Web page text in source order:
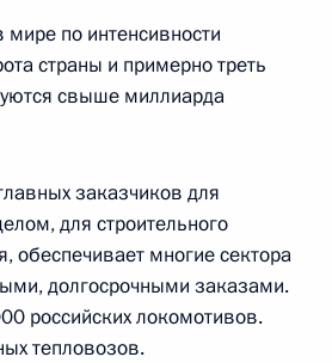
12
по интенсивности
страны и примерно треть
свыше миллиарда
заказчиков для
для строительного
обеспечивает многие сектора
долгосрочными заказами.
российских локомотивов.
тепловозов.